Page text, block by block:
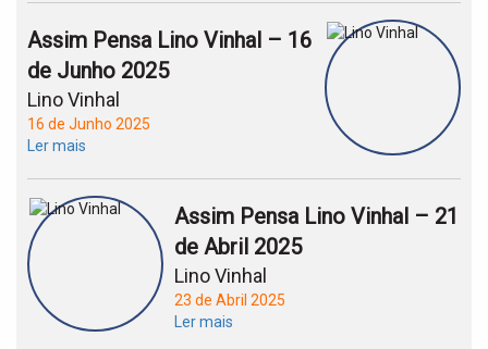
Assim Pensa Lino Vinhal – 16
de Junho 2025
Lino Vinhal
16 de Junho 2025
Ler mais
Assim Pensa Lino Vinhal – 21
de Abril 2025
Lino Vinhal
23 de Abril 2025
Ler mais